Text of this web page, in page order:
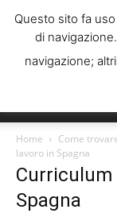
Home Come
lavoro in Spagna
Curriculum
Spagna
Questo sito fa
di
navigazione;